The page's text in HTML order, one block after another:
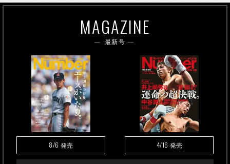
MAGAZINE
最新号
8/6 発売 4/16 発売